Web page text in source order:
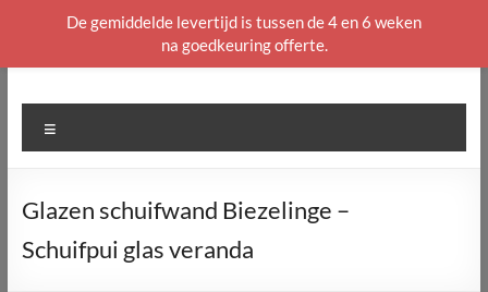
naar
Glazen schuifwand Biezelinge –
Schuifpui glas veranda
De gemiddelde levertijd is tussen de 4 en 6 weken
na goedkeuring offerte.